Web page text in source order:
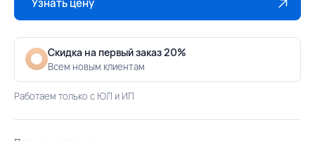
Узнать цену
Скидка на первый заказ 20%
Всем новым клиентам
Работаем только с ЮЛ и ИП